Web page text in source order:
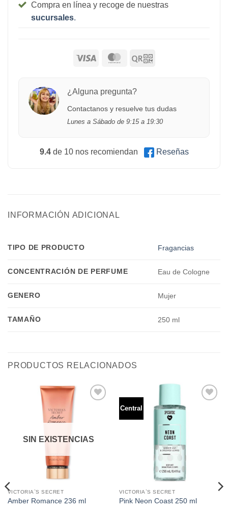
Compra en línea y recoge de nuestras
sucursales.
¿Alguna pregunta?
Contactanos y resuelve tus dudas
Lunes a Sábado de 9:15 a 19:30
9.4de 10 nos recomiendan Reseñas
INFORMACIÓN ADICIONAL
TIPO DE PRODUCTO Fragancias
CONCENTRACIÓN DE PERFUME Eau de Cologne
GENERO Mujer
TAMAÑO 250 ml
PRODUCTOS RELACIONADOS
SIN EXISTENCIAS
VICTORIA`S SECRET
Amber Romance 236 ml
Central
VICTORIA`S SECRET
Pink Neon Coast 250 ml